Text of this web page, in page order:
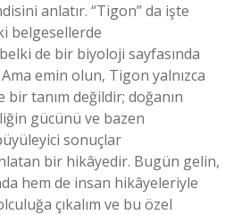
anlatır. “Tigon” da işte
belgesellerde
de bir biyoloji sayfasında
Ama emin olun, Tigon yalnızca
tanım değildir; doğanın
gücünü ve bazen
sonuçlar
bir hikâyedir. Bugün gelin,
hem de insan hikâyeleriyle
çıkalım ve bu özel